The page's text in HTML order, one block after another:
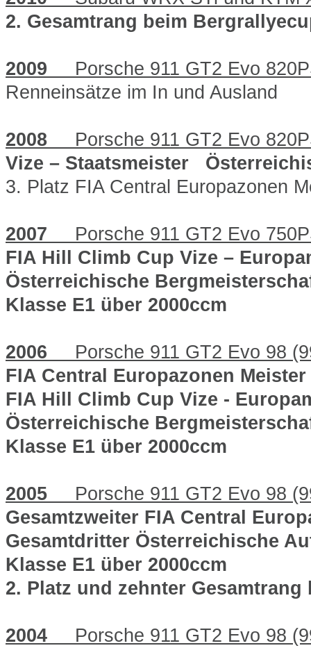
2. Gesamtrang beim
2009 Porsche 911 GT2 Evo
Renneinsätze im In und Ausland
2008 Porsche 911 GT2 Evo
Vize – Staatsmeister
3. Platz FIA Central Europazonen
2007 Porsche 911 GT2 Evo
FIA Hill Climb Cup Vize –
Österreichische
Klasse E1 über 2000ccm
2006 Porsche 911 GT2 Evo 98
FIA Central Europazonen Meister
FIA Hill Climb Cup Vize -
Österreichische
Klasse E1 über 2000ccm
2005 Porsche 911 GT2 Evo 98
Gesamtzweiter FIA Central
Gesamtdritter Österreichische
Klasse E1 über 2000ccm
2. Platz und zehnter Gesamtrang
2004 Porsche 911 GT2 Evo 98